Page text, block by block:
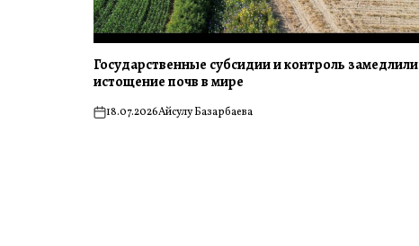
Государственные субсидии и контроль замедлили
истощение почв в мире
on18.07.2026Айсулу Базарбаева